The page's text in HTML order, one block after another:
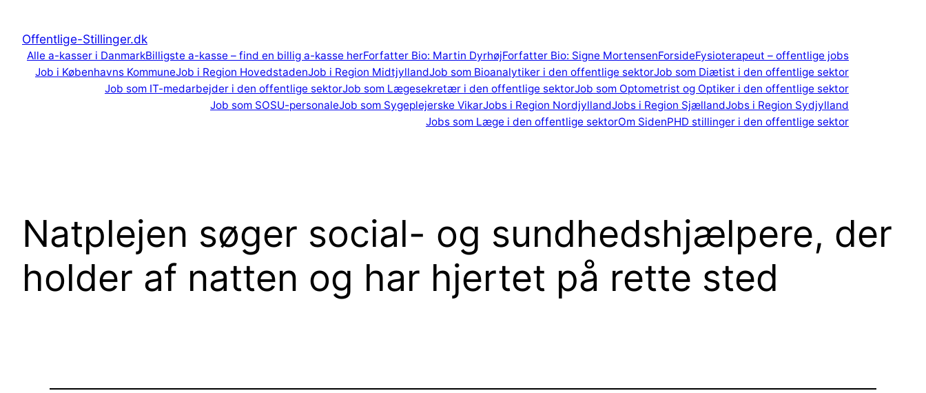
indholdOffentlige-Stillinger.dk
Alle a-kasser i DanmarkBilligste a-kasse – find en billig a-kasse herForfatter Bio: Martin DyrhøjForfatter Bio: Signe MortensenForsideFysioterapeut – offentlige jobs
Job i Københavns KommuneJob i Region HovedstadenJob i Region MidtjyllandJob som Bioanalytiker i den offentlige sektorJob som Diætist i den offentlige sektor
Job som IT-medarbejder i den offentlige sektorJob som Lægesekretær i den offentlige sektorJob som Optometrist og Optiker i den offentlige sektor
Job som SOSU-personaleJob som Sygeplejerske VikarJobs i Region NordjyllandJobs i Region SjællandJobs i Region Sydjylland
Jobs som Læge i den offentlige sektorOm SidenPHD stillinger i den offentlige sektor
Natplejen søger social- og sundhedshjælpere, der
holder af natten og har hjertet på rette sted